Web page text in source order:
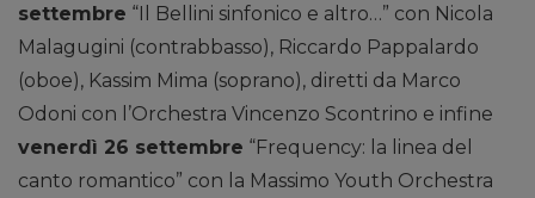
settembre “Il Bellini sinfonico e altro…” con Nicola
Malagugini (contrabbasso), Riccardo Pappalardo
(oboe), Kassim Mima (soprano), diretti da Marco
Odoni con l’Orchestra Vincenzo Scontrino e infine
venerdì 26 settembre “Frequency: la linea del
canto romantico” con la Massimo Youth Orchestra